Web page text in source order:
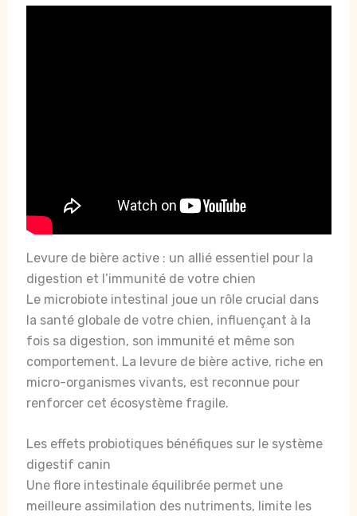
Levure de bière active : un allié essentiel pour la
digestion et l’immunité de votre chien
Le microbiote intestinal joue un rôle crucial dans
la santé globale de votre chien, influençant à la
fois sa digestion, son immunité et même son
comportement. La levure de bière active, riche en
micro-organismes vivants, est reconnue pour
renforcer cet écosystème fragile.
Les effets probiotiques bénéfiques sur le système
digestif canin
Une flore intestinale équilibrée permet une
meilleure assimilation des nutriments, limite les